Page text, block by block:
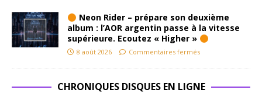
Neon Rider – prépare son deuxième
album : l’AOR argentin passe à la vitesse
supérieure. Ecoutez « Higher »
8 août 2026 Commentaires fermés
CHRONIQUES DISQUES EN LIGNE